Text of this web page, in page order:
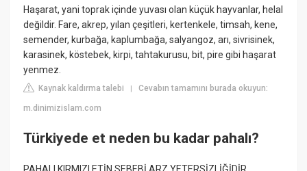
Haşarat, yani toprak içinde yuvası olan küçük hayvanlar, helal
değildir. Fare, akrep, yılan çeşitleri, kertenkele, timsah, kene,
semender, kurbağa, kaplumbağa, salyangoz, arı, sivrisinek,
karasinek, köstebek, kirpi, tahtakurusu, bit, pire gibi haşarat
yenmez.
Kaynak kaldırma talebi |Cevabın tamamını burada okuyun:
m.dinimizislam.com
Türkiyede et neden bu kadar pahalı?